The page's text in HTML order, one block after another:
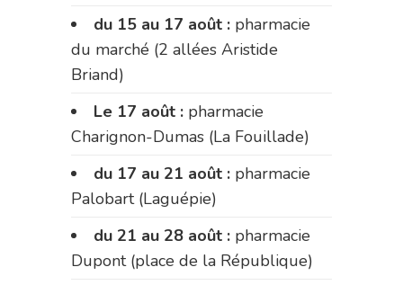
du 15 au 17 août : pharmacie
du marché (2 allées Aristide
Briand)
Le 17 août : pharmacie
Charignon-Dumas (La Fouillade)
du 17 au 21 août : pharmacie
Palobart (Laguépie)
du 21 au 28 août : pharmacie
Dupont (place de la République)